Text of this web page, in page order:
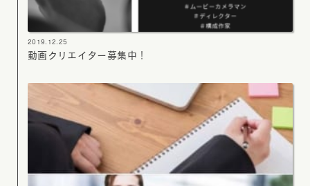
2019.12.25
動画クリエイター募集中！